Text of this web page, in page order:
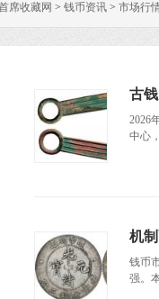
席收藏网 > 钱币资讯 > 市场行
古
2026
中心
机
钱币
强。